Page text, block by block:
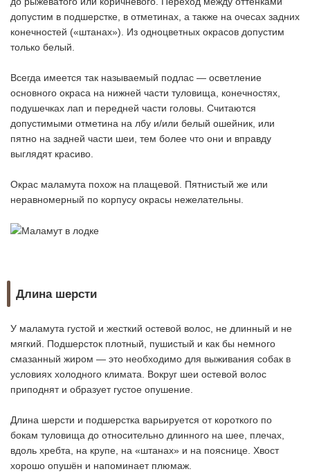
допустим в подшерстке, в отметинах, а также на очесах задних
конечностей («штанах»). Из одноцветных окрасов допустим
только белый.
Всегда имеется так называемый подлас — осветление
основного окраса на нижней части туловища, конечностях,
подушечках лап и передней части головы. Считаются
допустимыми отметина на лбу и/или белый ошейник, или
пятно на задней части шеи, тем более что они и вправду
выглядят красиво.
Окрас маламута похож на плащевой. Пятнистый же или
неравномерный по корпусу окрасы нежелательны.
Длина шерсти
У маламута густой и жесткий остевой волос, не длинный и не
мягкий. Подшерсток плотный, пушистый и как бы немного
смазанный жиром — это необходимо для выживания собак в
условиях холодного климата. Вокруг шеи остевой волос
приподнят и образует густое опушение.
Длина шерсти и подшерстка варьируется от короткого по
бокам туловища до относительно длинного на шее, плечах,
вдоль хребта, на крупе, на «штанах» и на пояснице. Хвост
хорошо опушён и напоминает плюмаж.